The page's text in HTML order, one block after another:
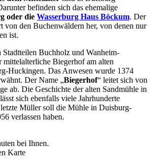
befinden sich das ehemalige
oder die Wasserburg Haus Böckum. Der
von den Buchenwäldern her, von denen nur
ist.
Stadtteilen Buchholz und Wanheim-
mittelalterliche Biegerhof am alten
Huckingen. Das Anwesen wurde 1374
Der Name „Biegerhof“ leitet sich von
ab. Die Geschichte der alten Sandmühle in
sich ebenfalls viele Jahrhunderte
Müller soll die Mühle in Duisburg-
verlassen haben.
bei Ihnen.